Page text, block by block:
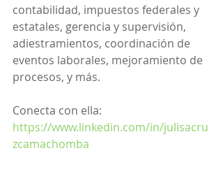
contabilidad, impuestos federales y
estatales, gerencia y supervisión,
adiestramientos, coordinación de
eventos laborales, mejoramiento de
procesos, y más.
Conecta con ella:
https://www.linkedin.com/in/julisacru
zcamachomba